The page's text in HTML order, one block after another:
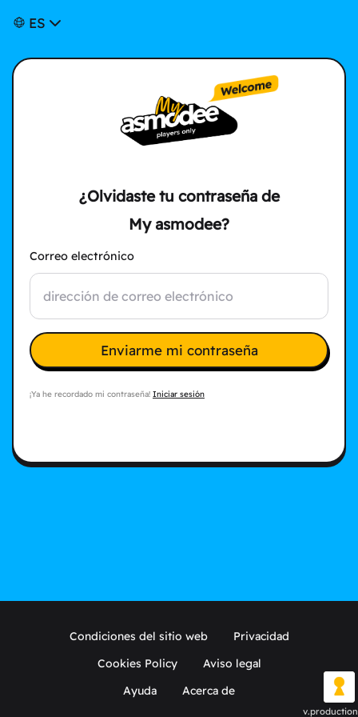
ES
¿Olvidaste tu contraseña de
My asmodee?
Correo electrónico
Enviarme mi contraseña
¡Ya he recordado mi contraseña! Iniciar sesión
Condiciones del sitio web
Privacidad
Cookies Policy
Aviso legal
Ayuda
Acerca de
v.production